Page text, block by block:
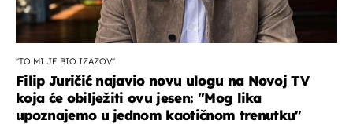
''TO MI JE BIO IZAZOV''
Filip Juričić najavio novu ulogu na Novoj TV
koja će obilježiti ovu jesen: ''Mog lika
upoznajemo u jednom kaotičnom trenutku''